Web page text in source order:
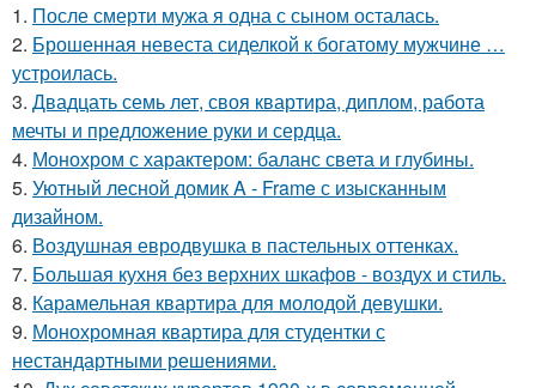
1. После смерти мужа я одна с сыном осталась.
2. Брошенная невеста сиделкой к богатому мужчине …
устроилась.
3. Двадцать семь лет, своя квартира, диплом, работа
мечты и предложение руки и сердца.
4. Монохром с характером: баланс света и глубины.
5. Уютный лесной домик A - Frame с изысканным
дизайном.
6. Воздушная евродвушка в пастельных оттенках.
7. Большая кухня без верхних шкафов - воздух и стиль.
8. Карамельная квартира для молодой девушки.
9. Монохромная квартира для студентки с
нестандартными решениями.